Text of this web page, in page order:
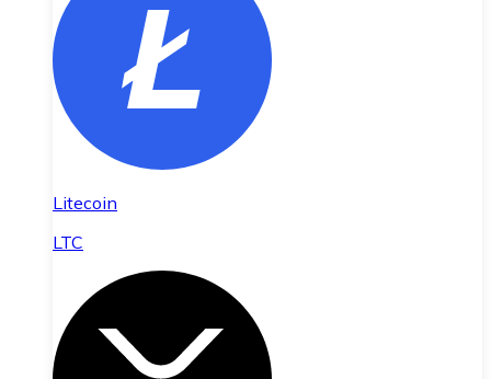
Litecoin
LTC